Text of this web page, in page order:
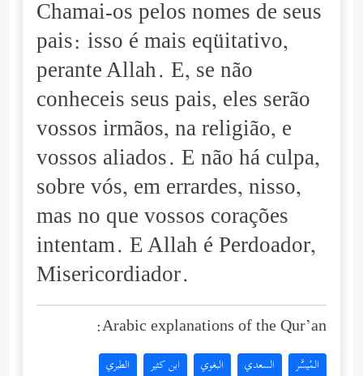
Chamai-os pelos nomes de seus
pais: isso é mais eqüitativo,
perante Allah. E, se não
conheceis seus pais, eles serão
vossos irmãos, na religião, e
vossos aliados. E não há culpa,
sobre vós, em errardes, nisso,
mas no que vossos corações
intentam. E Allah é Perdoador,
Misericordiador.
Arabic explanations of the Qur’an:
المُيسَّر السعدي البغوي ابن كثير الطبري